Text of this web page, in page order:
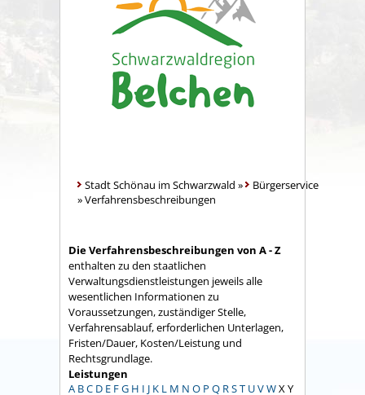
Stadt Schönau im Schwarzwald »
Bürgerservice
»Verfahrensbeschreibungen
Die Verfahrensbeschreibungen von A - Z
enthalten zu den staatlichen
Verwaltungsdienstleistungen jeweils alle
wesentlichen Informationen zu
Voraussetzungen, zuständiger Stelle,
Verfahrensablauf, erforderlichen Unterlagen,
Fristen/Dauer, Kosten/Leistung und
Rechtsgrundlage.
Leistungen
A BC D E FG H I J K L M N O P Q RST UVWX Y